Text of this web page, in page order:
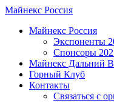
Skip
main
Майнекс Россия
Menu
Майнекс Россия
Экспоненты
Спонсоры
Майнекс Дальний
Горный Клуб
Контакты
Связаться с